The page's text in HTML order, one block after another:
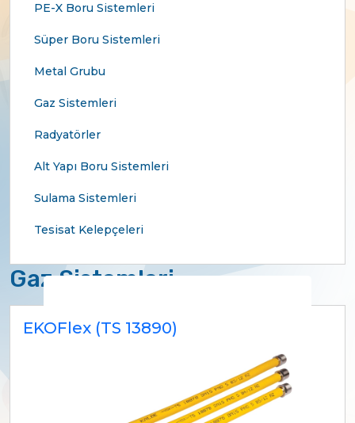
PE-X Boru Sistemleri
Süper Boru Sistemleri
Metal Grubu
Gaz Sistemleri
Radyatörler
Alt Yapı Boru Sistemleri
Sulama Sistemleri
Tesisat Kelepçeleri
Gaz Sistemleri
EKOFlex (TS 13890)